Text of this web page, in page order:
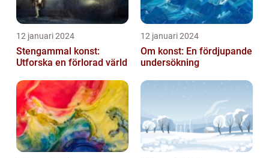
12 januari 2024
Stengammal konst:
Utforska en förlorad värld
12 januari 2024
Om konst: En fördjupande
undersökning